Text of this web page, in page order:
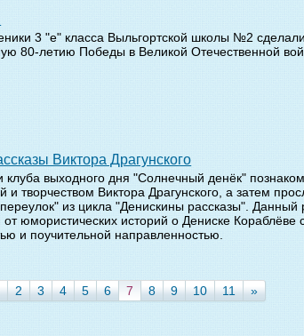
3 "е" класса Выльгортской школы №2 сделали
80-летию Победы в Великой Отечественной
Виктора Драгунского
клуба выходного дня "Солнечный денёк"
и творчеством Виктора Драгунского, а затем
из цикла "Денискины рассказы". Данный
от юмористических историй о Дениске Кораблёве
и поучительной направленностью.
2 3 4 5 6 7 8 9 10 11 »